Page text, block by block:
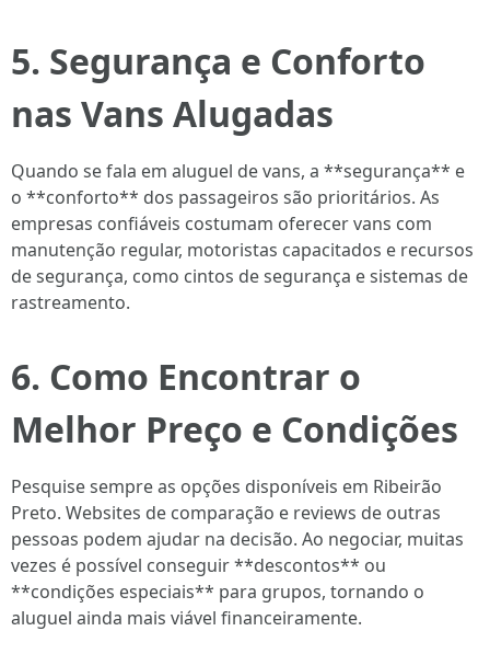
5. Segurança e Conforto
nas Vans Alugadas
Quando se fala em aluguel de vans, a **segurança** e
o **conforto** dos passageiros são prioritários. As
empresas confiáveis costumam oferecer vans com
manutenção regular, motoristas capacitados e recursos
de segurança, como cintos de segurança e sistemas de
rastreamento.
6. Como Encontrar o
Melhor Preço e Condições
Pesquise sempre as opções disponíveis em Ribeirão
Preto. Websites de comparação e reviews de outras
pessoas podem ajudar na decisão. Ao negociar, muitas
vezes é possível conseguir **descontos** ou
**condições especiais** para grupos, tornando o
aluguel ainda mais viável financeiramente.